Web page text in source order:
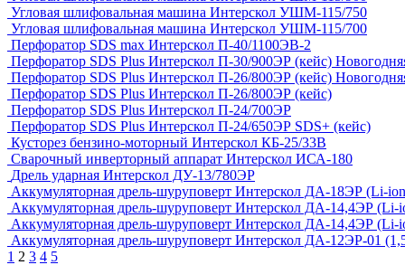
Угловая шлифовальная машина Интерскол УШМ-115/750
Угловая шлифовальная машина Интерскол УШМ-115/700
Перфоратор SDS max Интерскол П-40/1100ЭВ-2
Перфоратор SDS Plus Интерскол П-30/900ЭР (кейс)
Перфоратор SDS Plus Интерскол П-26/800ЭР (кейс)
Перфоратор SDS Plus Интерскол П-26/800ЭР (кейс)
Перфоратор SDS Plus Интерскол П-24/700ЭР
Перфоратор SDS Plus Интерскол П-24/650ЭР SDS+ (кейс)
Кусторез бензино-моторный Интерскол КБ-25/33В
Сварочный инверторный аппарат Интерскол ИСА-180
Дрель ударная Интерскол ДУ-13/780ЭР
Аккумуляторная дрель-шуруповерт Интерскол ДА-18ЭР (Li-
Аккумуляторная дрель-шуруповерт Интерскол ДА-14,4ЭР (Li-
Аккумуляторная дрель-шуруповерт Интерскол ДА-14,4ЭР (Li-
Аккумуляторная дрель-шуруповерт Интерскол ДА-12ЭР-01
1 2 3 4 5